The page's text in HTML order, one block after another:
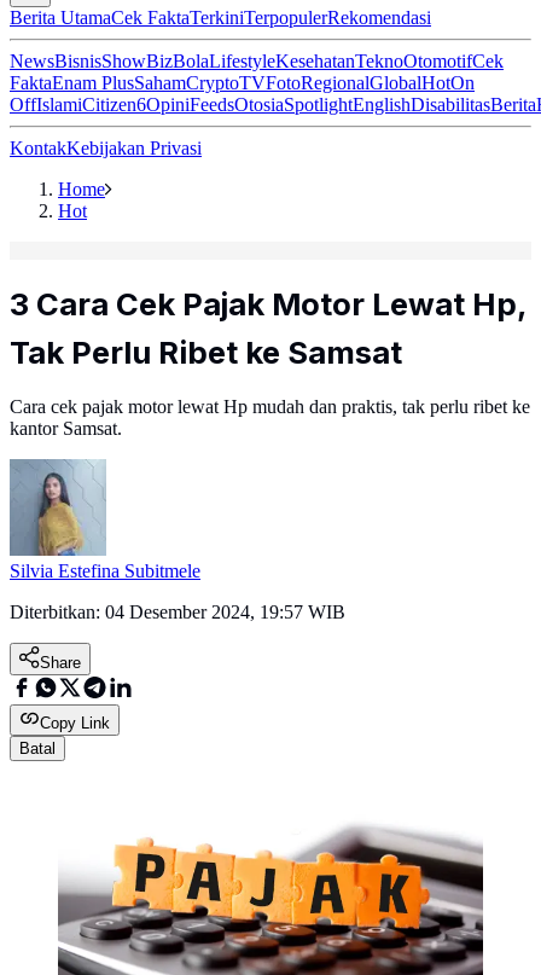
Berita UtamaCek FaktaTerkiniTerpopulerRekomendasi
NewsBisnisShowBizBolaLifestyleKesehatanTeknoOtomotifCek
FaktaEnam PlusSahamCryptoTVFotoRegionalGlobalHotOn
OffIslamiCitizen6OpiniFeedsOtosiaSpotlightEnglishDisabilitasBerita
KontakKebijakan Privasi
Home
Hot
3 Cara Cek Pajak Motor Lewat Hp,
Tak Perlu Ribet ke Samsat
Cara cek pajak motor lewat Hp mudah dan praktis, tak perlu ribet ke
kantor Samsat.
Silvia Estefina Subitmele
Diterbitkan: 04 Desember 2024, 19:57 WIB
Share
Copy Link
Batal